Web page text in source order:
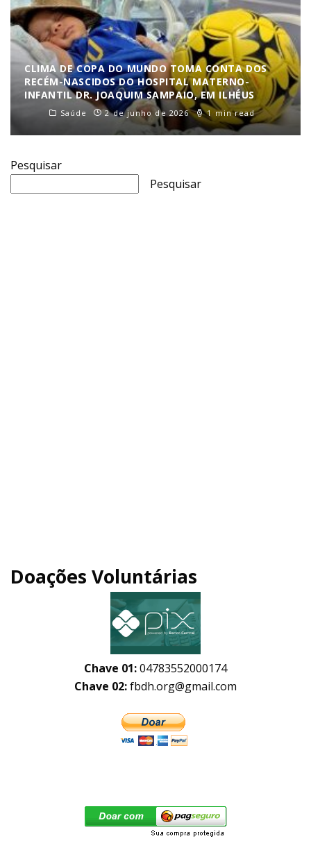
CLIMA DE COPA DO MUNDO TOMA CONTA DOS
RECÉM-NASCIDOS DO HOSPITAL MATERNO-
INFANTIL DR. JOAQUIM SAMPAIO, EM ILHÉUS
Saúde 2 de junho de 2026 1 min read
Pesquisar
Pesquisar
Doações Voluntárias
Chave 01:04783552000174
Chave 02:fbdh.org@gmail.com